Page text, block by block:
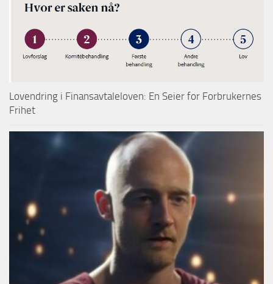
Lovendring i Finansavtaleloven: En Seier for Forbrukernes
Frihet